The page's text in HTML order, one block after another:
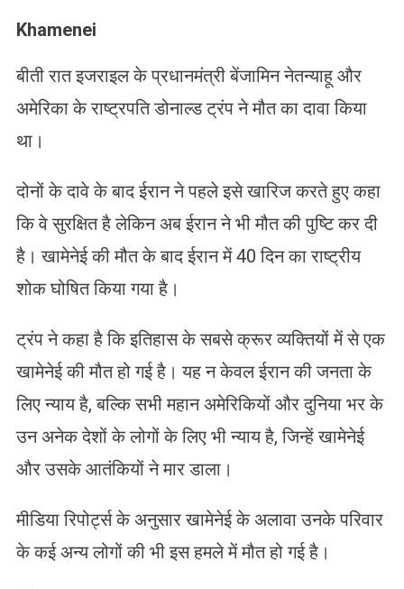
Khamenei
बीती रात इजराइल के प्रधानमंत्री बेंजामिन नेतन्याहू और
अमेरिका के राष्ट्रपति डोनाल्ड ट्रंप ने मौत का दावा किया
था।
दोनों के दावे के बाद ईरान ने पहले इसे खारिज करते हुए कहा
कि वे सुरक्षित है लेकिन अब ईरान ने भी मौत की पुष्टि कर दी
है। खामेनेई की मौत के बाद ईरान में 40 दिन का राष्ट्रीय
शोक घोषित किया गया है।
ट्रंप ने कहा है कि इतिहास के सबसे क्रूर व्यक्तियों में से एक
खामेनेई की मौत हो गई है। यह न केवल ईरान की जनता के
लिए न्याय है, बल्कि सभी महान अमेरिकियों और दुनिया भर के
उन अनेक देशों के लोगों के लिए भी न्याय है, जिन्हें खामेनेई
और उसके आतंकियों ने मार डाला।
मीडिया रिपोर्ट्स के अनुसार खामेनेई के अलावा उनके परिवार
के कई अन्य लोगों की भी इस हमले में मौत हो गई है।